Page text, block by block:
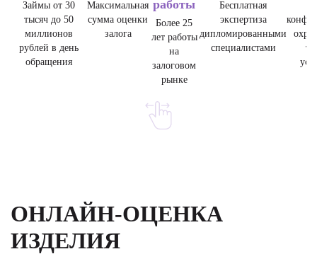
Займы от 30
тысяч до 50
миллионов
рублей в день
обращения
Максимальная
сумма оценки
залога
работы
Более 25
лет работы
на
залоговом
рынке
Бесплатная
экспертиза
дипломированными
специалистами
ОНЛАЙН-ОЦЕНКА
ИЗДЕЛИЯ